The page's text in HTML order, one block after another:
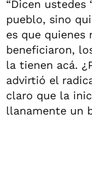
“Dicen ustedes
pueblo, sino
es que quienes
beneficiaron,
la tienen acá.
advirtió el
claro que la
llanamente un